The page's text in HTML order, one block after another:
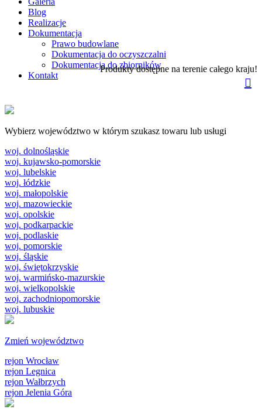
Blog
Realizacje
Dokumentacja
Prawo budowlane
Dokumentacja do oczyszczalni
Dokumentacja do zbiorników
Kontakt
Produkty dostępne na terenie całego kraju!
Wybierz województwo w którym szukasz towaru lub usługi
woj. dolnośląskie
woj. kujawsko-pomorskie
woj. lubelskie
woj. łódzkie
woj. małopolskie
woj. mazowieckie
woj. opolskie
woj. podkarpackie
woj. podlaskie
woj. pomorskie
woj. śląskie
woj. świętokrzyskie
woj. warmińsko-mazurskie
woj. wielkopolskie
woj. zachodniopomorskie
woj. lubuskie
Zmień województwo
rejon Wrocław
rejon Legnica
rejon Wałbrzych
rejon Jelenia Góra